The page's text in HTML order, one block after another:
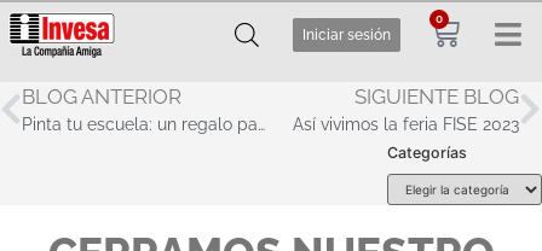
Iniciar sesión
0
BLOG ANTERIOR
Pinta tu escuela: un regalo para toda la vida
SIGUIENTE BLOG
Así vivimos la feria FISE 2023
Categorías